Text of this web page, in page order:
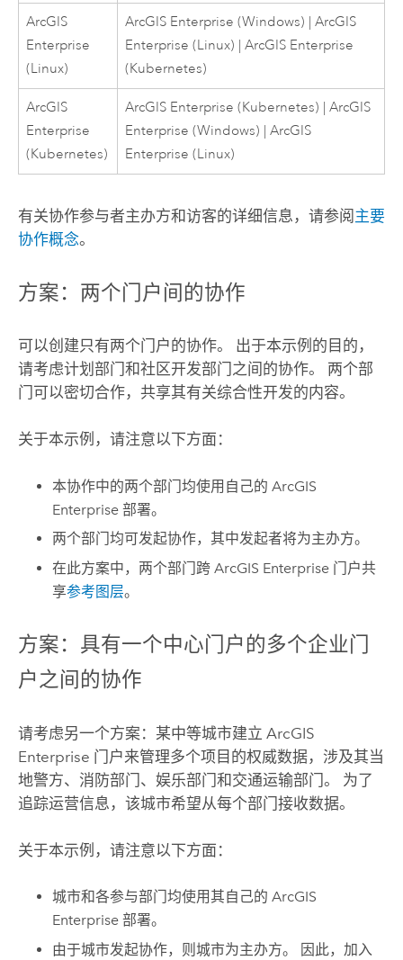
ArcGIS
Enterprise
(Linux)
ArcGIS Enterprise (Windows) |ArcGIS
Enterprise (Linux) |ArcGIS Enterprise
(Kubernetes)
ArcGIS
Enterprise
(Kubernetes)
ArcGIS Enterprise (Kubernetes) |ArcGIS
Enterprise (Windows) |ArcGIS
Enterprise (Linux)
有关协作参与者主办方和访客的详细信息，请参阅 主要
协作概念。
方案：两个门户间的协作
可以创建只有两个门户的协作。 出于本示例的目的，
请考虑计划部门和社区开发部门之间的协作。 两个部
门可以密切合作，共享其有关综合性开发的内容。
关于本示例，请注意以下方面：
本协作中的两个部门均使用自己的ArcGIS
Enterprise 部署。
两个部门均可发起协作，其中发起者将为主办方。
在此方案中，两个部门跨ArcGIS Enterprise 门户共
享参考图层。
方案：具有一个中心门户的多个企业门
户之间的协作
请考虑另一个方案：某中等城市建立 ArcGIS
Enterprise 门户来管理多个项目的权威数据，涉及其当
地警方、消防部门、娱乐部门和交通运输部门。 为了
追踪运营信息，该城市希望从每个部门接收数据。
关于本示例，请注意以下方面：
城市和各参与部门均使用其自己的ArcGIS
Enterprise 部署。
由于城市发起协作，则城市为主办方。 因此，加入